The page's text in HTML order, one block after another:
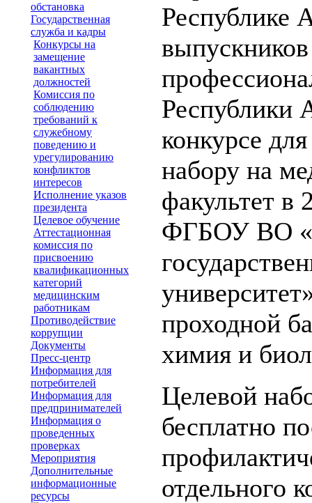
обстановка
Государственная
служба и кадры
Конкурсы на
замещение
вакантных
должностей
Комиссия по
соблюдению
требований к
служебному
поведению и
урегулированию
конфликтов
интересов
Исполнение указов
президента
Целевое обучение
Аттестационная
комиссия по
присвоению
квалификационных
категорий
медицинским
работникам
Противодействие
коррупции
Документы
Пресс-центр
Информация для
потребителей
Информация для
предпринимателей
Информация о
проведенных
проверках
Мероприятия
Дополнительные
информационные
ресурсы
Республике
Республики
конкурсе
набору на
факультет в
ФГБОУ ВО
проходной
химия и
Целевой
бесплатно
отдельного